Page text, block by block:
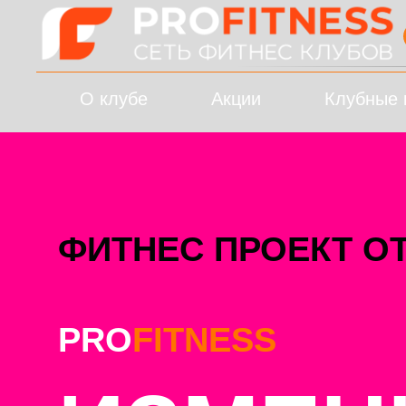
О клубе Акции Клубные
ФИТНЕС ПРОЕКТ
PROFITNESS